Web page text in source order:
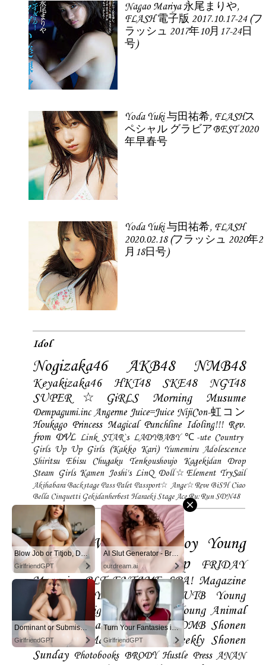
Blow Job or Titjob, Deepthroat or Spreading Pussy
GirlfriendGPT
AI Slut Generator - Bring your Fantasies to life 🔥
ourdream.ai
Dominant or Submissive. Wifey or Wild. Create your AI Girl Instantly
GirlfriendGPT
Turn Your Fantasies into Reality
GirlfriendGPT
Nagao Mariya 永尾まりや,
FLASH 電子版 2017.10.17-24 (フ
ラッシュ 2017年10月17-24日
号)
Yoda Yuki 与田祐希, FLASHス
ペシャル グラビアBEST 2020
年早春号
Yoda Yuki 与田祐希, FLASH
2020.02.18 (フラッシュ 2020年2
月18日号)
Idol
Nogizaka46 AKB48 NMB48
Keyakizaka46 HKT48 SKE48
NGT48
SUPER☆GiRLS
Morning Musume
Dempagumi.inc Angerme Juice=Juice NijiCon-虹コン
Houkago Princess Magical Punchline Idoling!!! Rev.
from DVL Link STAR`s LADYBABY ℃-ute Country
Girls Up Up Girls (Kakko Kari) Yumemiru Adolescence
Shiritsu Ebisu Chugaku
Tenkoushoujo Kagekidan
Drop
Steam Girls Kamen Joshi's LinQ Doll☆Element TrySail
Akihabara Backstage Pass Palet Passport☆ Ange☆Reve BiSH Ciao
Bella Cinquetti Gekidanherbest Haraeki Stage Ace Ru:Run SDN48
Magazines
FLASH Weekly Playboy Young
Magazine
Young Jump
FRIDAY
Magazine BLT ENTAME SPA! Magazine
EX-Taishu
Young Gangan UTB
Young
Champion Big Comic Spirtis Young Animal
Shonen Magazine BUBKA BOMB Shonen
Champion
Manga Action
Weekly Shonen
Sunday Photobooks BRODY Hustle Press ANAN